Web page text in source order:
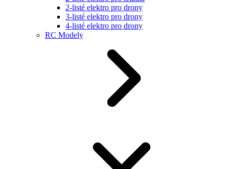
2-listé elektro pro drony
3-listé elektro pro drony
4-listé elektro pro drony
RC Modely